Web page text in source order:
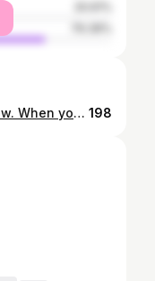
When you focus on you, you grow. When you focus on shit, shit grow. 👑🖤 #african #woman #africanqueen #blackqueen #peaceofsoul #phoenix 198